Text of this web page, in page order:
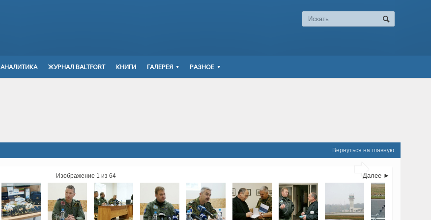
АНАЛИТИКА ЖУРНАЛ BALTFORT КНИГИ ГАЛЕРЕЯ РАЗНОЕ
Вернуться на главную

Далее ►
Изображение 1 из 64